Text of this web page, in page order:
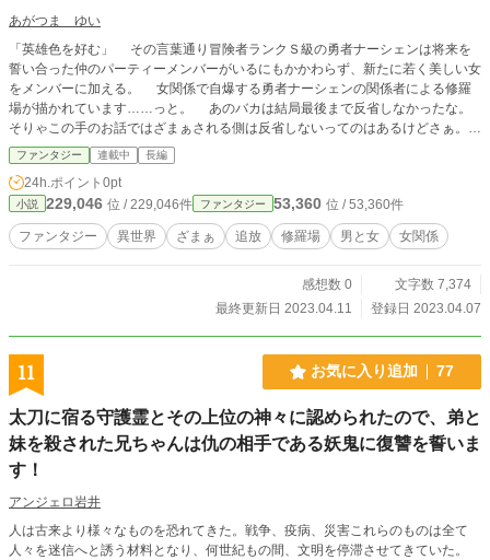
あがつま ゆい
「英雄色を好む」 その言葉通り冒険者ランクＳ級の勇者ナーシェンは将来を
誓い合った仲のパーティーメンバーがいるにもかかわらず、新たに若く美しい女
をメンバーに加える。 女関係で自爆する勇者ナーシェンの関係者による修羅
場が描かれています……っと。 あのバカは結局最後まで反省しなかったな。
そりゃこの手のお話ではざまぁされる側は反省しないってのはあるけどさぁ。
……え？ これ読者に見られてる！？ やっべ！ 続きは本編で！
ファンタジー 連載中 長編
24h.ポイント 0pt
小説 229,046 位 / 229,046件 ファンタジー 53,360 位 / 53,360件
ファンタジー 異世界 ざまぁ 追放 修羅場 男と女 女関係
感想数 0
文字数 7,374
最終更新日 2023.04.11
登録日 2023.04.07
11 お気に入り追加 77
太刀に宿る守護霊とその上位の神々に認められたので、弟と
妹を殺された兄ちゃんは仇の相手である妖鬼に復讐を誓いま
す！
アンジェロ岩井
人は古来より様々なものを恐れてきた。戦争、疫病、災害これらのものは全て
人々を迷信へと誘う材料となり、何世紀もの間、文明を停滞させてきていた。